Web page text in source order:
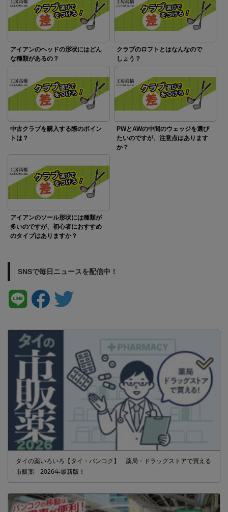
アイアンのヘッドの形状にはどん
な種類があるの？
クラブのロフトとはなんなので
しょう？
中古クラブを購入する際のポイン
トは？
PWとAWの中間のウェッジを選び
たいのですが、注意点はあります
か？
アイアンのソール形状には種類が
多いのですが、初心者におすすめ
のタイプはありますか？
SNSで毎日ニュースを配信中！
タイの薬いろいろ【タイ・バンコク】 薬局・ドラッグストアで買える
市販薬 2026年最新版！